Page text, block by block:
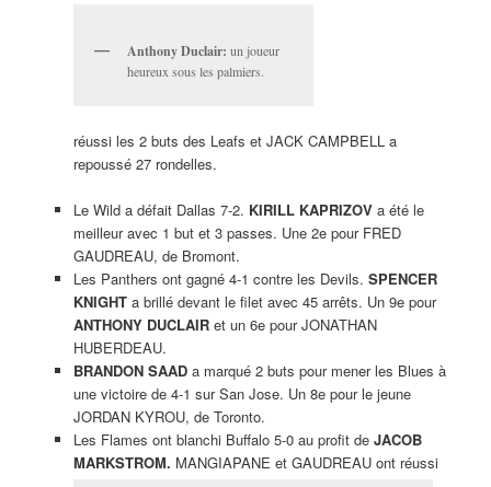
Anthony Duclair: un joueur
heureux sous les palmiers.
réussi les 2 buts des Leafs et JACK CAMPBELL a
repoussé 27 rondelles.
Le Wild a défait Dallas 7-2. KIRILL KAPRIZOVa été le
meilleur avec 1 but et 3 passes. Une 2e pour FRED
GAUDREAU, de Bromont.
Les Panthers ont gagné 4-1 contre les Devils. SPENCER
KNIGHTa brillé devant le filet avec 45 arrêts. Un 9e pour
ANTHONY DUCLAIRet un 6e pour JONATHAN
HUBERDEAU.
BRANDON SAADa marqué 2 buts pour mener les Blues à
une victoire de 4-1 sur San Jose. Un 8e pour le jeune
JORDAN KYROU, de Toronto.
Les Flames ont blanchi Buffalo 5-0 au profit de JACOB
MARKSTROM. MANGIAPANE et GAUDREAU ont réussi